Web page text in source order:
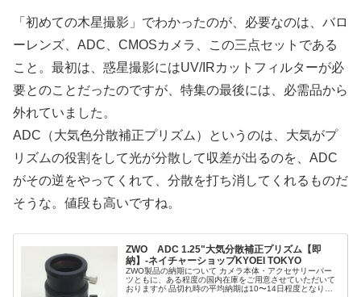
「初めての木星撮影」でわかったのが、必要なのは、バロ
ーレンズ、ADC、CMOSカメラ、この三点セットである
こと。最初は、惑星撮影にはUV/IRカットフィルターが必
要とのことだったのですが、特集の最後には、必需品から
外れていました。
ADC（大気色分散補正プリズム）というのは、大気がプ
リズムの役割をして光が分散して収差が出るのを、ADC
がその逆をやってくれて、分散を打ち消してくれるものだ
そうな。値段も高いですね。
ZWO ADC 1.25"大気分散補正プリズム【即
納】-ネイチャーショップKYOEI TOKYO
ZWO製品の納期について カメラ本体・アクセサリーパー
ツともに、ある程度の国内在庫をご用意させていただいて
おりますが 品切れ時の平均納期は10〜14日程度となりま